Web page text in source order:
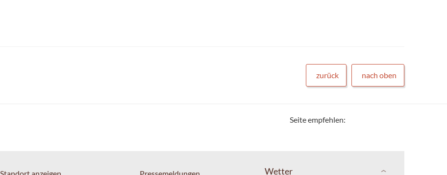
zurück nach oben
Seite empfehlen:
Standort anzeigen Pressemeldungen Wetter